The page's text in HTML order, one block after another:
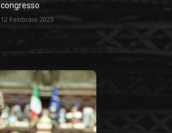
congresso
12 Febbraio 2023